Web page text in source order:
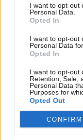
I want to opt-out
Personal Data.
Opted In
I want to opt-out
Personal Data
Opted In
I want to opt-out
Retention, Sale,
Personal Data
Purposes for
Opted Out
CONFIRM
vetture più veloci
di ultima
smartphone e
anche sistemi di
velocità.